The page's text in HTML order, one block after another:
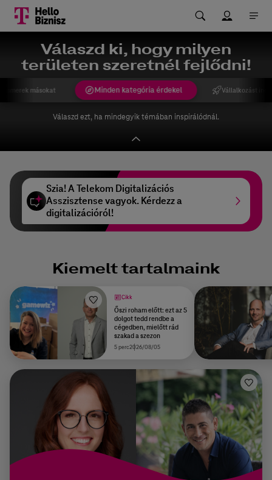
Válaszd ki, hogy milyen
területen szeretnél fejlődni!
Minden kategória érdekel Vállalkozást
másokat
Válaszd ezt, ha mindegyik témában inspirálódnál.
Szia! A Telekom Digitalizációs
Asszisztense vagyok. Kérdezz a
digitalizációról!
Kiemelt tartalmaink
Cikk
Őszi roham előtt: ezt az 5
dolgot tedd rendbe a
cégedben, mielőtt rád
szakad a szezon
5 perc2026/08/05